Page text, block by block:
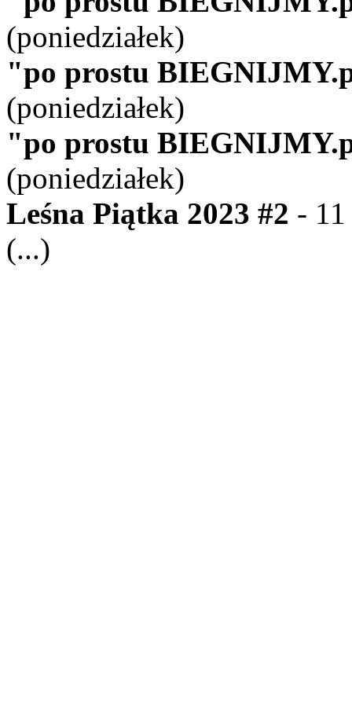
(poniedziałek)
"po prostu
(poniedziałek)
"po prostu
(poniedziałek)
Leśna Piątka 2023 #2 -
(...)